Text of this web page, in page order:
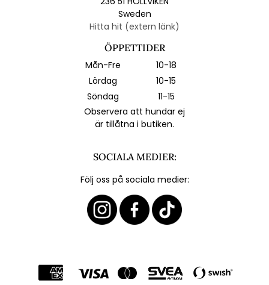
Sweden
Hitta hit (extern länk)
ÖPPETTIDER
Mån-Fre
10-18
Lördag
10-15
Söndag
11-15
Observera att hundar ej
är tillåtna i butiken.
SOCIALA MEDIER:
Följ oss på sociala medier: